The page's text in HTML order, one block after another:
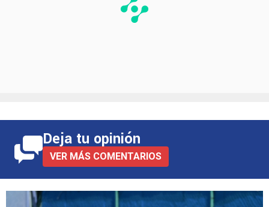
Deja tu opinión
VER MÁS COMENTARIOS